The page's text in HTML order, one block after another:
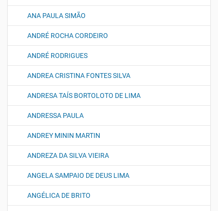
ANA PAULA SIMÃO
ANDRÉ ROCHA CORDEIRO
ANDRÉ RODRIGUES
ANDREA CRISTINA FONTES SILVA
ANDRESA TAÍS BORTOLOTO DE LIMA
ANDRESSA PAULA
ANDREY MININ MARTIN
ANDREZA DA SILVA VIEIRA
ANGELA SAMPAIO DE DEUS LIMA
ANGÉLICA DE BRITO